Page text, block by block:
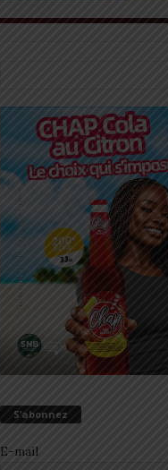
S’abonnez
E-mail